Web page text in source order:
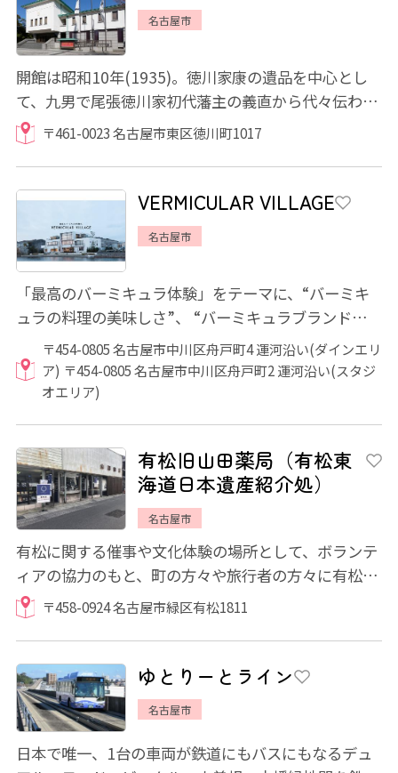
名古屋市
開館は昭和10年(1935)。徳川家康の遺品を中心とし
て、九男で尾張徳川家初代藩主の義直から代々伝わる
遺愛品、家族が使用していたものなどさまざま...
〒461-0023 名古屋市東区徳川町1017
VERMICULAR VILLAGE
名古屋市
「最高のバーミキュラ体験」をテーマに、“バーミキ
ュラの料理の美味しさ”、 “バーミキュラブランドの世
界観”、“メイド・イン・ジャパンのものづく...
〒454-0805 名古屋市中川区舟戸町4 運河沿い(ダインエリ
ア) 〒454-0805 名古屋市中川区舟戸町2 運河沿い(スタジ
オエリア)
有松旧山田薬局（有松東
海道日本遺産紹介処）
名古屋市
有松に関する催事や文化体験の場所として、ボランテ
ィアの協力のもと、町の方々や旅行者の方々に有松の
素晴らしさを知っていただく目的で、絞体験...
〒458-0924 名古屋市緑区有松1811
ゆとりーとライン
名古屋市
日本で唯一、1台の車両が鉄道にもバスにもなるデュ